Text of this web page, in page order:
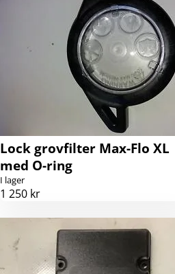
Lock grovfilter Max-Flo XL
med O-ring
I lager
1 250 kr